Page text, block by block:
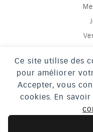
Ce site utilise des
pour améliorer
Accepter, vous
cookies. En